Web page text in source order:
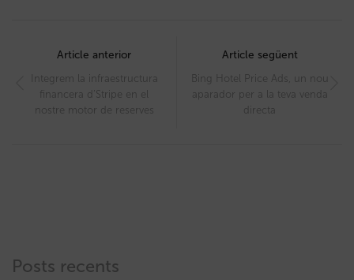
navigation
Article anterior
Integrem la infraestructura
financera d’Stripe en el
nostre motor de reserves
Article següent
Bing Hotel Price Ads, un nou
aparador per a la teva venda
directa
Posts recents